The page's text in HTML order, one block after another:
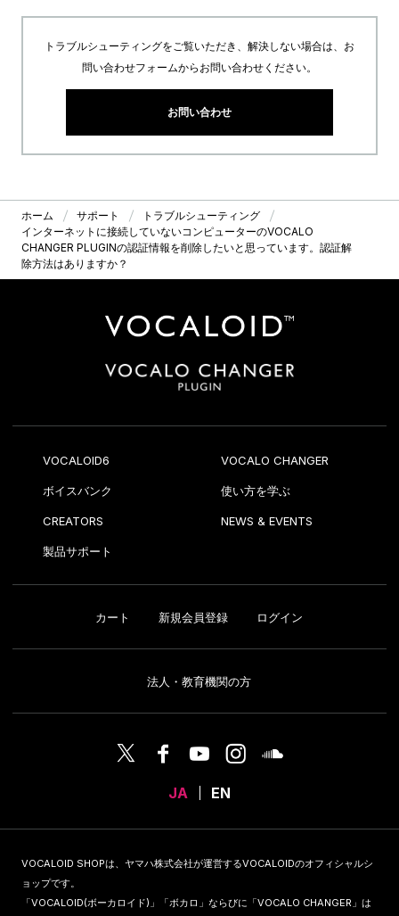
トラブルシューティングをご覧いただき、解決しない場合は、お
問い合わせフォームからお問い合わせください。
お問い合わせ
ホーム サポート
トラブルシューティング
インターネットに接続していないコンピューターのVOCALO
CHANGER PLUGINの認証情報を削除したいと思っています。認証解
除方法はありますか？
VOCALOID6 VOCALO CHANGER
ボイスバンク 使い方を学ぶ
CREATORS NEWS & EVENTS
製品サポート
カート 新規会員登録 ログイン
法人・教育機関の方
JA EN
VOCALOID SHOPは、ヤマハ株式会社が運営するVOCALOIDのオフィシャルシ
ョップです。
「VOCALOID(ボーカロイド)」「ボカロ」ならびに「VOCALO CHANGER」は